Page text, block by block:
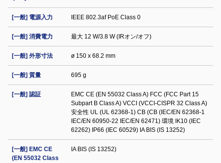
[一般] 電源入力 IEEE 802.3af PoE Class 0
[一般] 消費電力 最大 12 W/3.8 W (IRオン/オフ)
[一般] 外形寸法 ø 150 x 68.2 mm
[一般] 質量 695 g
[一般] 認証
EMC CE (EN 55032 Class A) FCC (FCC Part 15
Subpart B Class A) VCCI (VCCI-CISPR 32 Class A)
安全性 UL (UL 62368-1) CB (CB (IEC/EN 62368-1
IEC/EN 60950-22 IEC/EN 62471) 環境 IK10 (IEC
62262) IP66 (IEC 60529) IA BIS (IS 13252)
[一般] EMC CE
(EN 55032 Class
IA BIS (IS 13252)